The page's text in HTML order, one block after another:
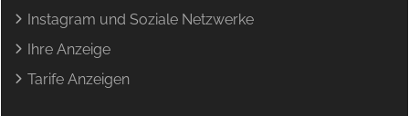
Instagram und Soziale Netzwerke
Ihre Anzeige
Tarife Anzeigen